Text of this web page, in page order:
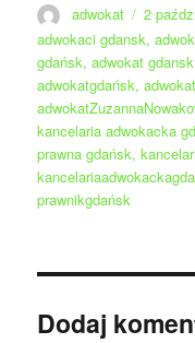
Autor
adwokat
Data
2
adwokaci gdansk,
gdańsk,adwokat gdansk
adwokatgdańsk,
kancelaria adwokacka
prawna gdańsk,
prawnikgdańsk
Dodaj